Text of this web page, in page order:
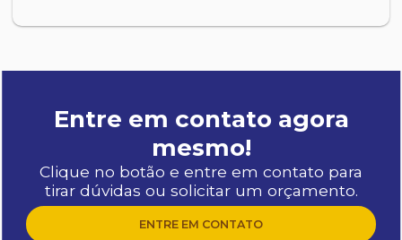
Entre em contato agora
mesmo!
Clique no botão e entre em contato para
tirar dúvidas ou solicitar um orçamento.
ENTRE EM CONTATO